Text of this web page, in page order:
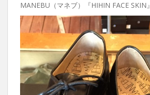
MANEBU（マネブ）『HIHIN FACE SKIN』